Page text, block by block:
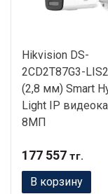
Hikvision DS-
2CD2T87G3-
(2,8 мм) Smart
Light IP
8МП
177 557 тг.
В корзину